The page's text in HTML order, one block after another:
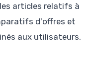
articles relatifs à
d'offres et
aux utilisateurs.